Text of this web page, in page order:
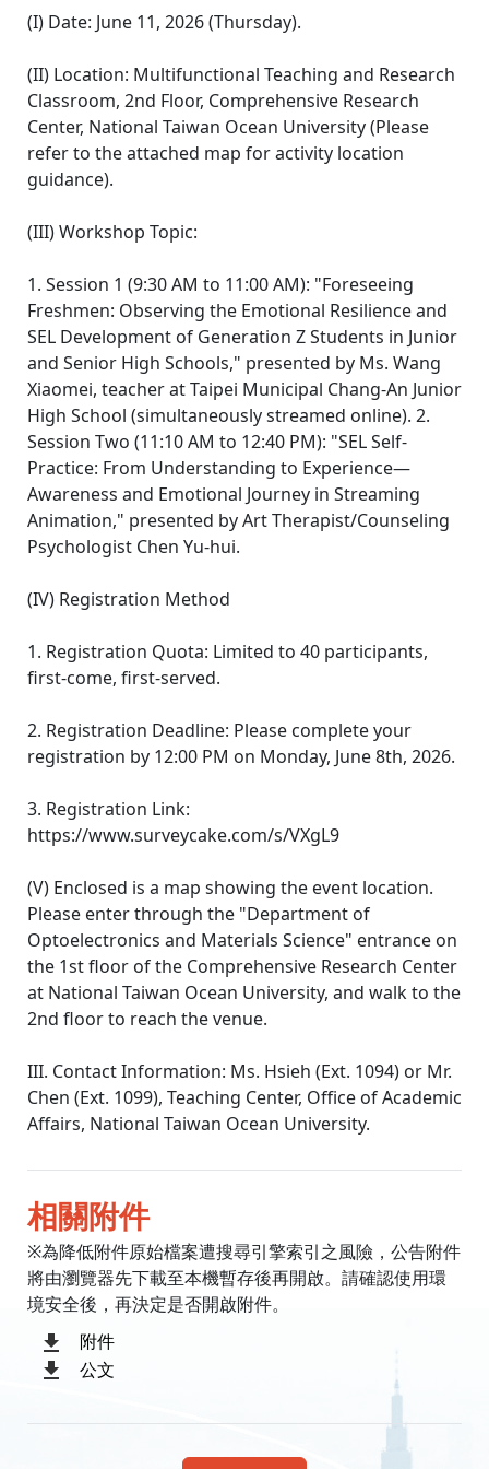
(I) Date: June 11, 2026 (Thursday).
(II) Location: Multifunctional Teaching and Research
Classroom, 2nd Floor, Comprehensive Research
Center, National Taiwan Ocean University (Please
refer to the attached map for activity location
guidance).
(III) Workshop Topic:
1. Session 1 (9:30 AM to 11:00 AM): "Foreseeing
Freshmen: Observing the Emotional Resilience and
SEL Development of Generation Z Students in Junior
and Senior High Schools," presented by Ms. Wang
Xiaomei, teacher at Taipei Municipal Chang-An Junior
High School (simultaneously streamed online). 2.
Session Two (11:10 AM to 12:40 PM): "SEL Self-
Practice: From Understanding to Experience—
Awareness and Emotional Journey in Streaming
Animation," presented by Art Therapist/Counseling
Psychologist Chen Yu-hui.
(IV) Registration Method
1. Registration Quota: Limited to 40 participants,
first-come, first-served.
2. Registration Deadline: Please complete your
registration by 12:00 PM on Monday, June 8th, 2026.
3. Registration Link:
https://www.surveycake.com/s/VXgL9
(V) Enclosed is a map showing the event location.
Please enter through the "Department of
Optoelectronics and Materials Science" entrance on
the 1st floor of the Comprehensive Research Center
at National Taiwan Ocean University, and walk to the
2nd floor to reach the venue.
III. Contact Information: Ms. Hsieh (Ext. 1094) or Mr.
Chen (Ext. 1099), Teaching Center, Office of Academic
Affairs, National Taiwan Ocean University.
相關附件
※為降低附件原始檔案遭搜尋引擎索引之風險，公告附件
將由瀏覽器先下載至本機暫存後再開啟。請確認使用環
境安全後，再決定是否開啟附件。
附件
公文